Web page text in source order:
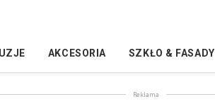
AKCESORIA SZKŁO & FASADY
Reklama